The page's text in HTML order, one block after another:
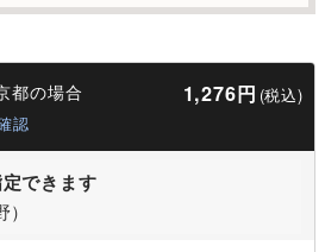
都の場合 1,276円 (税込)
認
できます